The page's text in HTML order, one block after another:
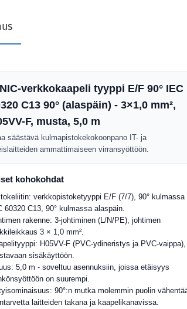
verkkokaapeli tyyppi E/F 90° IEC
C13 90° (alaspäin) - 3×1,0 mm²,
F, musta, 5,0 m
säästävä kulmapistokekokoonpano IT- ja
ammattimaiseen virransyöttöön.
kohokohdat
verkkopistoketyyppi E/F (7/7), 90°
60320 C13, 90° kulmassa alaspäin.
rakenne: 3-johtiminen (L/N/PE), johtimen
3 × 1,0 mm².
H05VV-F (PVC-ydineristys ja PVC-vaippa),
sisäkäyttöön.
5,0 m - soveltuu asennuksiin, joissa etäisyys
on suurempi.
90°:n mutka molemmin puolin
laitteiden takana ja kaapelikanavissa.